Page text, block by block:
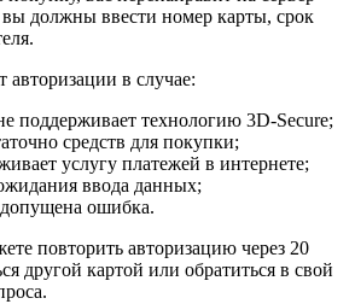
должны ввести номер карты, срок
авторизации в случае:
поддерживает технологию 3D-Secure;
средств для покупки;
услугу платежей в интернете;
ввода данных;
ошибка.
повторить авторизацию через 20
другой картой или обратиться в свой